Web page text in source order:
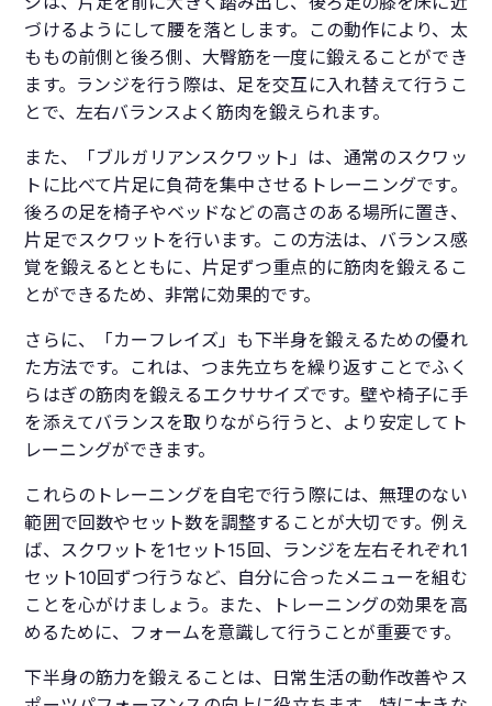
づけるようにして腰を落とします。この動作により、太
ももの前側と後ろ側、大臀筋を一度に鍛えることができ
ます。ランジを行う際は、足を交互に入れ替えて行うこ
とで、左右バランスよく筋肉を鍛えられます。
また、「ブルガリアンスクワット」は、通常のスクワッ
トに比べて片足に負荷を集中させるトレーニングです。
後ろの足を椅子やベッドなどの高さのある場所に置き、
片足でスクワットを行います。この方法は、バランス感
覚を鍛えるとともに、片足ずつ重点的に筋肉を鍛えるこ
とができるため、非常に効果的です。
さらに、「カーフレイズ」も下半身を鍛えるための優れ
た方法です。これは、つま先立ちを繰り返すことでふく
らはぎの筋肉を鍛えるエクササイズです。壁や椅子に手
を添えてバランスを取りながら行うと、より安定してト
レーニングができます。
これらのトレーニングを自宅で行う際には、無理のない
範囲で回数やセット数を調整することが大切です。例え
ば、スクワットを1セット15回、ランジを左右それぞれ1
セット10回ずつ行うなど、自分に合ったメニューを組む
ことを心がけましょう。また、トレーニングの効果を高
めるために、フォームを意識して行うことが重要です。
下半身の筋力を鍛えることは、日常生活の動作改善やス